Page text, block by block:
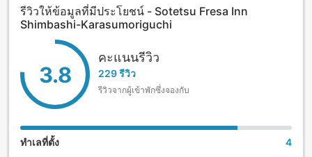
รีวิวให้ข้อมูลที่มีประโยชน์ - Sotetsu Fresa Inn
Shimbashi-Karasumoriguchi
3.8
คะแนนรีวิว
229 รีวิว
รีวิวจากผู้เข้าพักซึ่งจองกับ
ทำเลที่ตั้ง 4